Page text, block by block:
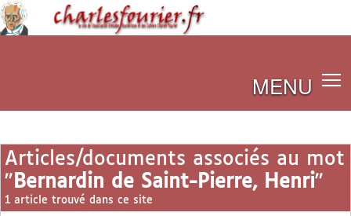
MENU
Articles/documents associés au mot
" Bernardin de Saint-Pierre, Henri"
1 article trouvé dans ce site